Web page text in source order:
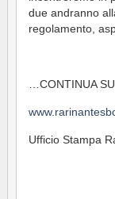
due andranno
regolamento,
…CONTINUA SU
Ufficio Stampa